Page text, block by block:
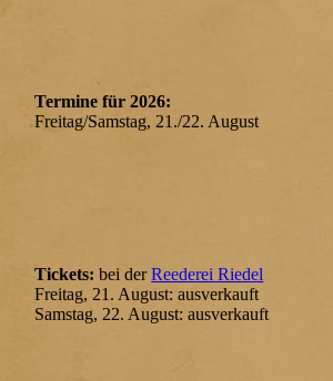
Termine für 2026:
Freitag/Samstag, 21./22. August
Tickets:bei derReederei Riedel
Freitag, 21. August: ausverkauft
Samstag, 22. August: ausverkauft